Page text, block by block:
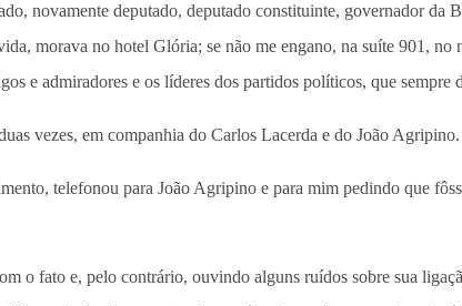
novamente deputado, deputado constituinte, governador da
morava no hotel Glória; se não me engano, na suíte 901, no
e admiradores e os líderes dos partidos políticos, que sempre
vezes, em companhia do Carlos Lacerda e do João Agripino.
telefonou para João Agripino e para mim pedindo que
o fato e, pelo contrário, ouvindo alguns ruídos sobre sua